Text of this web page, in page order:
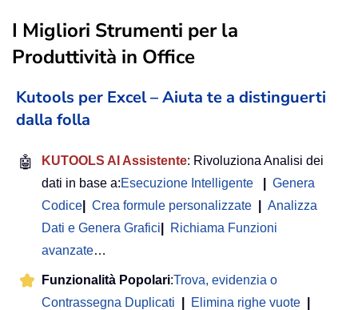
I Migliori Strumenti per la
Produttività in Office
Kutools per Excel – Aiuta te a distinguerti
dalla folla
🤖 KUTOOLS AI Assistente: Rivoluziona Analisi dei
dati in base a:Esecuzione Intelligente
Genera
Codice
Crea formule personalizzate
Analizza
Dati e Genera Grafici
Richiama Funzioni
avanzate…
Funzionalità Popolari:Trova, evidenzia o
Contrassegna Duplicati
Elimina righe vuote